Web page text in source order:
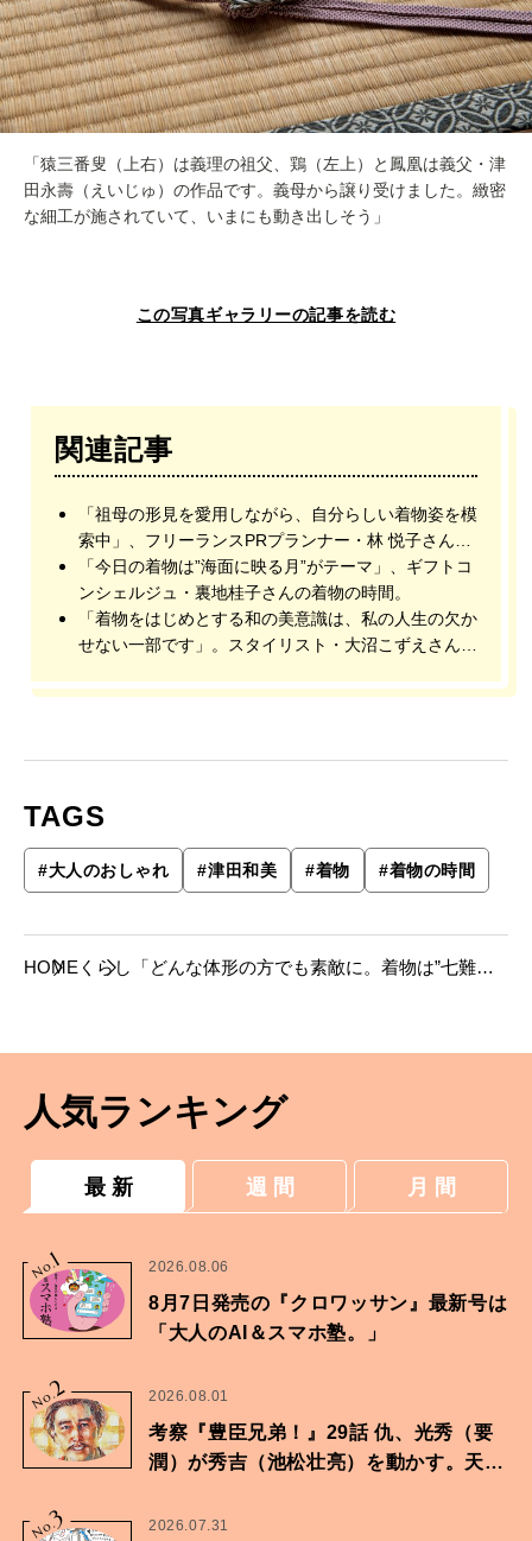
「猿三番叟（上右）は義理の祖父、鶏（左上）と鳳凰は義父・津
田永壽（えいじゅ）の作品です。義母から譲り受けました。緻密
な細工が施されていて、いまにも動き出しそう」
この写真ギャラリーの記事を読む
関連記事
「祖母の形見を愛用しながら、自分らしい着物姿を模
索中」、フリーランスPRプランナー・林 悦子さんの
着物の時間。
「今日の着物は”海面に映る月”がテーマ」、ギフトコ
ンシェルジュ・裏地桂子さんの着物の時間。
「着物をはじめとする和の美意識は、私の人生の欠か
せない一部です」。スタイリスト・大沼こずえさんの
TAGS
#大人のおしゃれ #津田和美 #着物 #着物の時間
HOME くらし
「どんな体形の方でも素敵に。着物は”七難隠
人気ランキング
最 新 週 間 月 間
No.
1 2026.08.06
8月7日発売の『クロワッサン』最新号は
「大人のAI＆スマホ塾。」
No.2 2026.08.01
考察『豊臣兄弟！』29話 仇、光秀（要
潤）が秀吉（池松壮亮）を動かす。天下
No.3 2026.07.31